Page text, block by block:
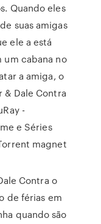
Quando eles
suas amigas
ele a está
um cabana no
a amiga, o
& Dale Contra
-
e Séries
magnet
Contra o
de férias em
quando são